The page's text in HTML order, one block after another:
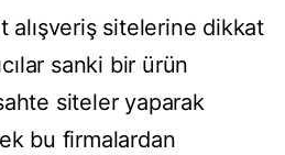
alışveriş sitelerine dikkat
sanki bir ürün
siteler yaparak
bu firmalardan